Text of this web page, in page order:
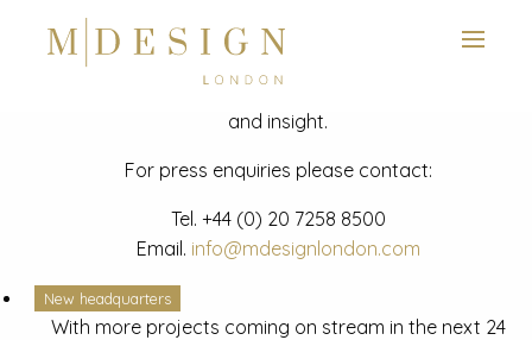
News
Latest mdesign development project and advisory news
and insight.
For press enquiries please contact:
Tel. +44 (0) 20 7258 8500
Email. info@mdesignlondon.com
New headquarters
With more projects coming on stream in the next 24